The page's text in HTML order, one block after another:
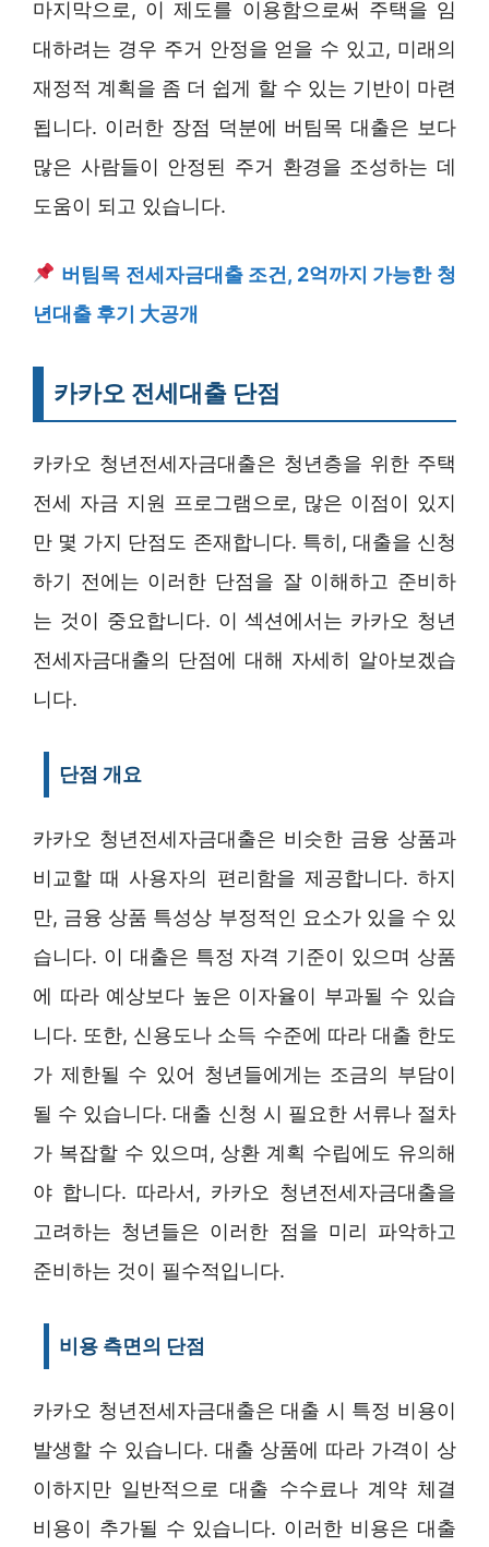
마지막으로, 이 제도를 이용함으로써 주택을 임
대하려는 경우 주거 안정을 얻을 수 있고, 미래의
재정적 계획을 좀 더 쉽게 할 수 있는 기반이 마련
됩니다. 이러한 장점 덕분에 버팀목 대출은 보다
많은 사람들이 안정된 주거 환경을 조성하는 데
도움이 되고 있습니다.
버팀목 전세자금대출 조건, 2억까지 가능한 청
년대출 후기 大공개
카카오 전세대출 단점
카카오 청년전세자금대출은 청년층을 위한 주택
전세 자금 지원 프로그램으로, 많은 이점이 있지
만 몇 가지 단점도 존재합니다. 특히, 대출을 신청
하기 전에는 이러한 단점을 잘 이해하고 준비하
는 것이 중요합니다. 이 섹션에서는 카카오 청년
전세자금대출의 단점에 대해 자세히 알아보겠습
니다.
단점 개요
카카오 청년전세자금대출은 비슷한 금융 상품과
비교할 때 사용자의 편리함을 제공합니다. 하지
만, 금융 상품 특성상 부정적인 요소가 있을 수 있
습니다. 이 대출은 특정 자격 기준이 있으며 상품
에 따라 예상보다 높은 이자율이 부과될 수 있습
니다. 또한, 신용도나 소득 수준에 따라 대출 한도
가 제한될 수 있어 청년들에게는 조금의 부담이
될 수 있습니다. 대출 신청 시 필요한 서류나 절차
가 복잡할 수 있으며, 상환 계획 수립에도 유의해
야 합니다. 따라서, 카카오 청년전세자금대출을
고려하는 청년들은 이러한 점을 미리 파악하고
준비하는 것이 필수적입니다.
비용 측면의 단점
카카오 청년전세자금대출은 대출 시 특정 비용이
발생할 수 있습니다. 대출 상품에 따라 가격이 상
이하지만 일반적으로 대출 수수료나 계약 체결
비용이 추가될 수 있습니다. 이러한 비용은 대출